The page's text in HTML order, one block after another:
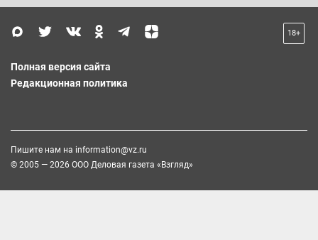
18+
Полная версия сайта
Редакционная политика
Пишите нам на information@vz.ru
© 2005 — 2026 ООО Деловая газета «Взгляд»